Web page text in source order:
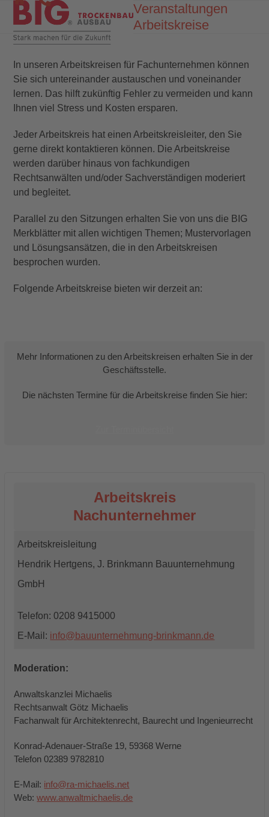
content
Open
mobile
menu
Close
mobile
menu
Veranstaltungen
Arbeitskreise
In unseren Arbeitskreisen für Fachunternehmen können
Sie sich untereinander austauschen und voneinander
lernen. Das hilft zukünftig Fehler zu vermeiden und kann
Ihnen viel Stress und Kosten ersparen.
Jeder Arbeitskreis hat einen Arbeitskreisleiter, den Sie
gerne direkt kontaktieren können. Die Arbeitskreise
werden darüber hinaus von fachkundigen
Rechtsanwälten und/oder Sachverständigen moderiert
und begleitet.
Parallel zu den Sitzungen erhalten Sie von uns die BIG
Merkblätter mit allen wichtigen Themen; Mustervorlagen
und Lösungsansätzen, die in den Arbeitskreisen
besprochen wurden.
Folgende Arbeitskreise bieten wir derzeit an:
Mehr Informationen zu den Arbeitskreisen erhalten Sie in der
Geschäftsstelle.
Die nächsten Termine für die Arbeitskreise finden Sie hier:
Arbeitskreis
Nachunternehmer
Arbeitskreisleitung
Hendrik Hertgens, J. Brinkmann Bauunternehmung
GmbH
Telefon: 0208 9415000
E-Mail: info@bauunternehmung-brinkmann.de
Moderation:
Anwaltskanzlei Michaelis
Rechtsanwalt Götz Michaelis
Fachanwalt für Architektenrecht, Baurecht und Ingenieurrecht
Konrad-Adenauer-Straße 19, 59368 Werne
Telefon 02389 9782810
E-Mail: info@ra-michaelis.net
Web:www.anwaltmichaelis.de